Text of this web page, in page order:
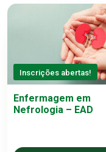
Inscrições abertas!
Enfermagem em
Nefrologia – EAD